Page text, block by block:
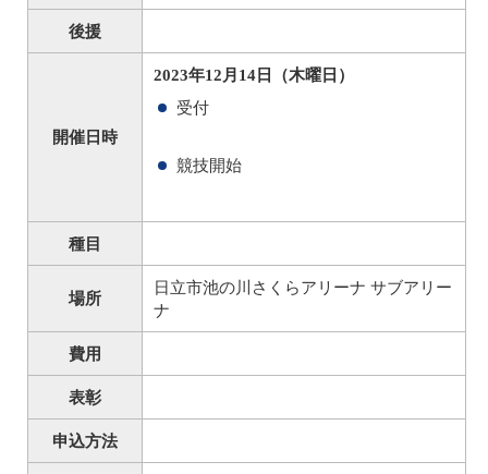
後援
開催日時
2023年12月14日（木曜日）
受付
競技開始
種目
場所
日立市池の川さくらアリーナ サブアリー
ナ
費用
表彰
申込方法